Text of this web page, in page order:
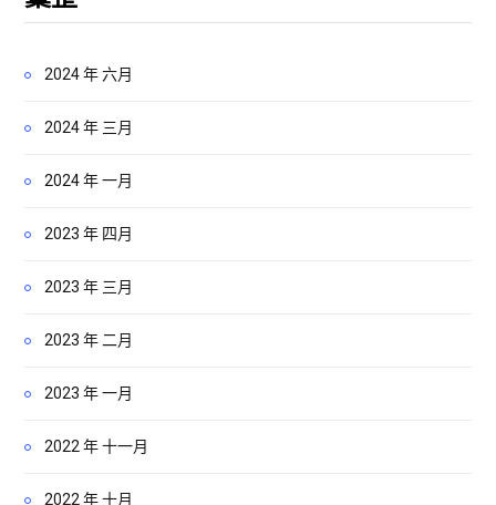
2024 年 六月
2024 年 三月
2024 年 一月
2023 年 四月
2023 年 三月
2023 年 二月
2023 年 一月
2022 年 十一月
2022 年 十月